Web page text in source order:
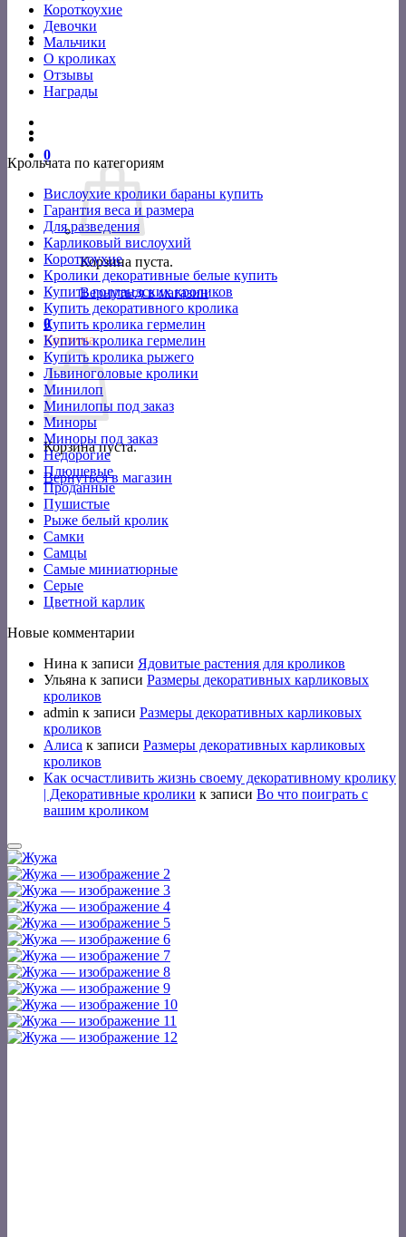
Короткоухие
Девочки
Мальчики
О кроликах
Отзывы
Награды
0
Корзина пуста.
Вернуться в магазин
0
Корзина
Корзина пуста.
Вернуться в магазин
Крольчата по категориям
Вислоухие кролики бараны купить
Гарантия веса и размера
Для разведения
Карликовый вислоухий
Короткоухие
Кролики декоративные белые купить
Купить голландских кроликов
Купить декоративного кролика
Купить кролика гермелин
Купить кролика гермелин
Купить кролика рыжего
Львиноголовые кролики
Минилоп
Минилопы под заказ
Миноры
Миноры под заказ
Недорогие
Плюшевые
Проданные
Пушистые
Рыже белый кролик
Самки
Самцы
Самые миниатюрные
Серые
Цветной карлик
Новые комментарии
Нина к записи Ядовитые растения для кроликов
Ульяна к записи Размеры декоративных карликовых
кроликов
admin к записи Размеры декоративных карликовых
кроликов
Алиса к записи Размеры декоративных карликовых
кроликов
Как осчастливить жизнь своему декоративному кролику
| Декоративные кролики к записи Во что поиграть с
вашим кроликом